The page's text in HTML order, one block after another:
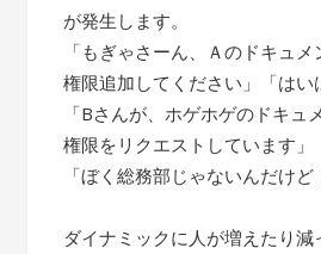
が発生します。
「もぎゃさーん、Ａのドキュ
権限追加してください」「はい
「Bさんが、ホゲホゲのドキュ
権限をリクエストしています」
「ぼく総務部じゃないんだけど
ダイナミックに人が増えたり減